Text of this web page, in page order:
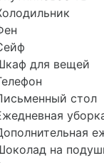
для вещей
стол
на